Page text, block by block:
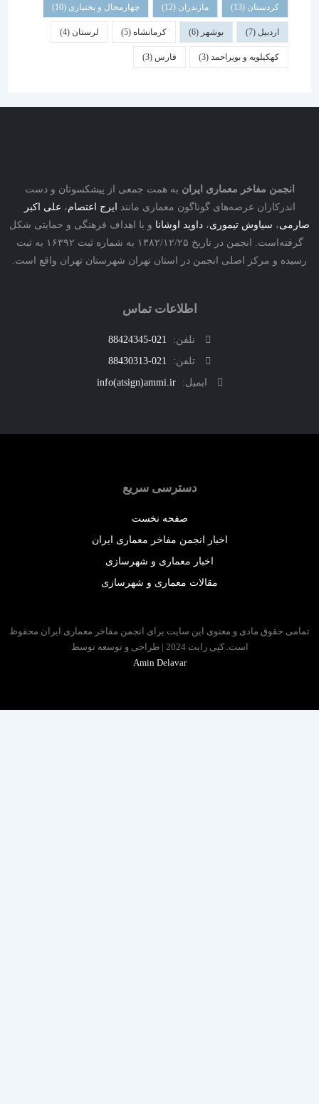
کردستان(13) مازندران(12) چهارمحال و بختیاری (10)
بوشهر کرمانشاه(5) لرستان (4)
کهکیلویه و بویراحمد(3) فارس
مفاخر معماری ایرانبه همت جمعی از پیشکسوتان و دست
عرصه‌های گوناگون معماری مانندایرج اعتصام،علی اکبر
،سیاوش تیموری،داوید اوشانا و با اهداف فرهنگی و حمایتی شکل
گرفته‌است. انجمن در تاریخ ۱۳۸۲/۱۲/۲۵ به شماره ثبت ۱۶۳۹۲ به ثبت
و مرکز اصلی انجمن در استان تهران شهرستان تهران واقع است.
اطلاعات تماس
تلفن:
021-88424345
تلفن:
021-88430313
ایمیل:
info(atsign)ammi.ir
دسترسی سریع
صفحه نخست
اخبار انجمن مفاخر معماری ایران
اخبار معماری و شهرسازی
مقالات معماری و شهرسازی
حقوق مادی و معنوی این سایت برای انجمن مفاخر معماری ایران محفوظ
است. کپی رایت 2024 | طراحی و توسعه توسط
Amin Delavar